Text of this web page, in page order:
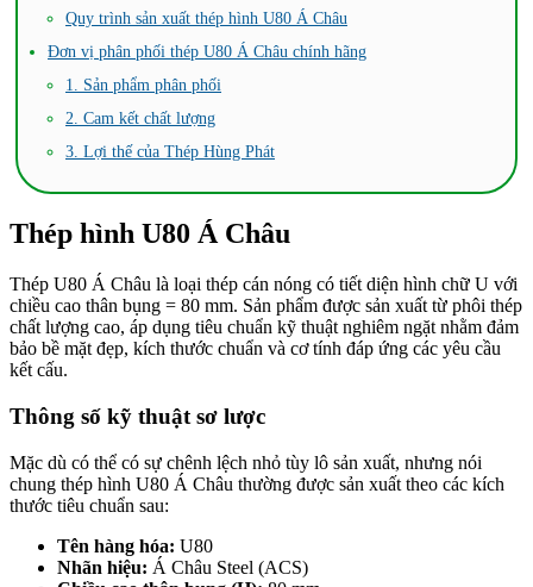
Quy trình sản xuất thép hình U80 Á Châu
Đơn vị phân phối thép U80 Á Châu chính hãng
1. Sản phẩm phân phối
2. Cam kết chất lượng
3. Lợi thế của Thép Hùng Phát
Thép hình U80 Á Châu
Thép U80 Á Châu là loại thép cán nóng có tiết diện hình chữ U với
chiều cao thân bụng = 80 mm. Sản phẩm được sản xuất từ phôi thép
chất lượng cao, áp dụng tiêu chuẩn kỹ thuật nghiêm ngặt nhằm đảm
bảo bề mặt đẹp, kích thước chuẩn và cơ tính đáp ứng các yêu cầu
kết cấu.
Thông số kỹ thuật sơ lược
Mặc dù có thể có sự chênh lệch nhỏ tùy lô sản xuất, nhưng nói
chung thép hình U80 Á Châu thường được sản xuất theo các kích
thước tiêu chuẩn sau:
Tên hàng hóa: U80
Nhãn hiệu: Á Châu Steel (ACS)